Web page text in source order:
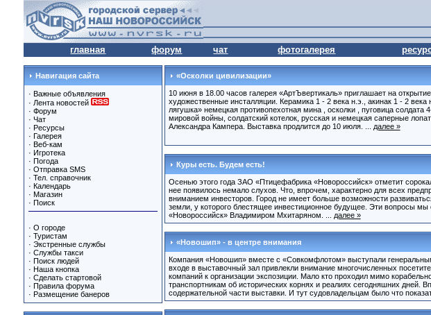
главная форум чат фотогалерея
Навигация сайта
· Важные объявления
· Лента новостей
· Форум
· Чат
· Ресурсы
· Галерея
· Веб-кам
· Игротека
· Погода
· Отправка SMS
· Тел. справочник
· Календарь
· Магазин
· Поиск
· О городе
· Туристам
· Экстренные службы
· Службы такси
· Поиск людей
· Наша кнопка
· Сделать стартовой
· Правила форума
· Размещение банеров
«Осколки цивилизации»
10 июня в 18.00 часов галерея «АртЪвертикаль» приглашает на
художественные инсталляции. Керамика 1 - 2 века н.э., акинак 1 - 2
лягушка» немецкая противопехотная мина , осколки , пуговица
мировой войны, солдатский котелок, русская и немецкая саперные
Александра Кампера. Выставка продлится до 10 июля. ...
далее »
Куры есть. Будем есть!
Осенью этого года ЗАО «Птицефабрика «Новороссийск» отметит
нее появилось немало слухов. Что, впрочем, характерно для всех
вниманием инвесторов. Город не имеет больше возможности
земли, у которого блестящее инвестиционное будущее. Эти вопросы
«Новороссийск» Владимиром Мхитаряном. ...
далее »
«Новошип» - в центре внимания
Компания «Новошип» вместе с «Совкомфлотом» выступали
входе в выставочный зал привлекли внимание многочисленных
компаний к организации экспозиции. Мало кто проходил мимо
транспортникам об исторических корнях и реалиях сегодняшних дней.
содержательной части выставки. И тут судовладельцам было что